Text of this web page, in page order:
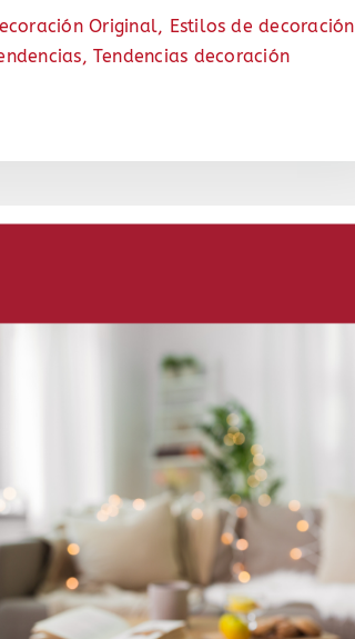
Original, Estilos de decoración
, Tendencias decoración